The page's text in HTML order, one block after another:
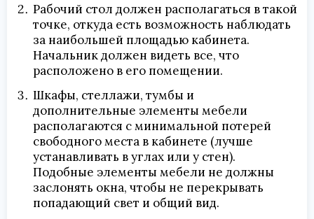
Рабочий стол должен располагаться в такой
точке, откуда есть возможность наблюдать
за наибольшей площадью кабинета.
Начальник должен видеть все, что
расположено в его помещении.
Шкафы, стеллажи, тумбы и
дополнительные элементы мебели
располагаются с минимальной потерей
свободного места в кабинете (лучше
устанавливать в углах или у стен).
Подобные элементы мебели не должны
заслонять окна, чтобы не перекрывать
попадающий свет и общий вид.